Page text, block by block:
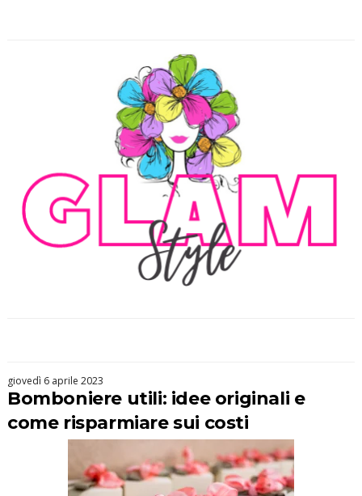
giovedì 6 aprile 2023
Bomboniere utili: idee originali e
come risparmiare sui costi